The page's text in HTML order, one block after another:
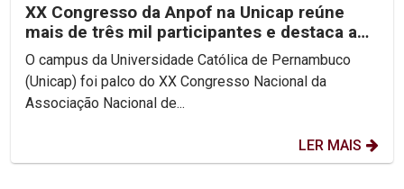
XX Congresso da Anpof na Unicap reúne
mais de três mil participantes e destaca a
importância da...
O campus da Universidade Católica de Pernambuco
(Unicap) foi palco do XX Congresso Nacional da
Associação Nacional de...
LER MAIS